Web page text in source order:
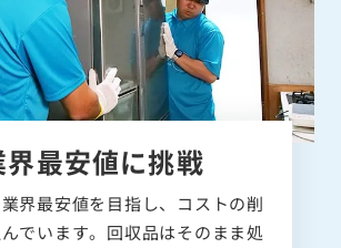
界最安値に挑戦
界最安値を目指し、コストの削
でいます。回収品はそのまま処